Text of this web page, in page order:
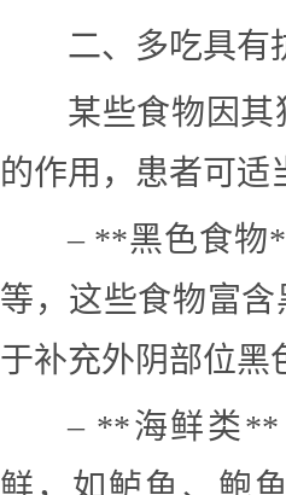
二、多吃具有
某些食物因
的作用，患者可适
– **黑色食物
等，这些食物富
于补充外阴部位黑
– **海鲜类**
鲜，如鲈鱼、鲍